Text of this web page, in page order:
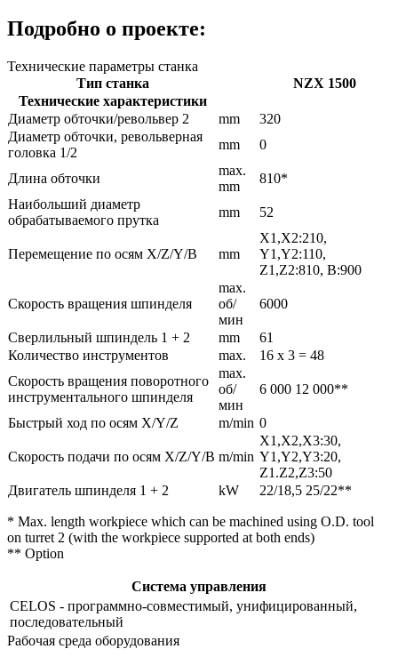
Подробно о проекте:
Технические параметры станка
Тип станка
NZX 1500
Технические характеристики
Диаметр обточки/револьвер 2
mm
320
Диаметр обточки, револьверная
головка 1/2
mm 0
Длина обточки
max.
mm
810*
Наибольший диаметр
обрабатываемого прутка
mm 52
Перемещение по осям X/Z/Y/B mm
X1,X2:210,
Y1,Y2:110,
Z1,Z2:810, B:900
Скорость вращения шпинделя
max.
об/
мин
6000
Сверлильный шпиндель 1 + 2 mm
61
Количество инструментов
max.
16 x 3 = 48
Скорость вращения поворотного
инструментального шпинделя
max.
об/
мин
6 000 12 000**
Быстрый ход по осям X/Y/Z m/min 0
Скорость подачи по осям X/Z/Y/B m/min
X1,X2,X3:30,
Y1,Y2,Y3:20,
Z1.Z2,Z3:50
Двигатель шпинделя 1 + 2
kW 22/18,5 25/22**
* Max. length workpiece which can be machined using O.D. tool
on turret 2 (with the workpiece supported at both ends)
** Option
Система управления
CELOS - программно-совместимый, унифицированный,
последовательный
Рабочая среда оборудования